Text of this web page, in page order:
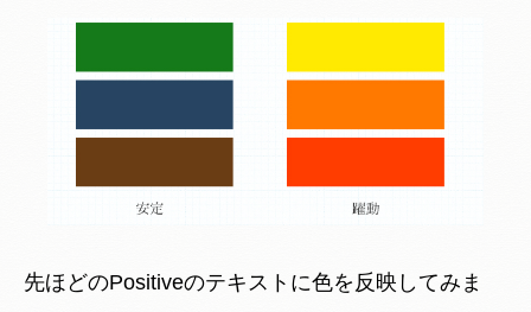
先ほどのPositiveのテキストに色を反映してみま